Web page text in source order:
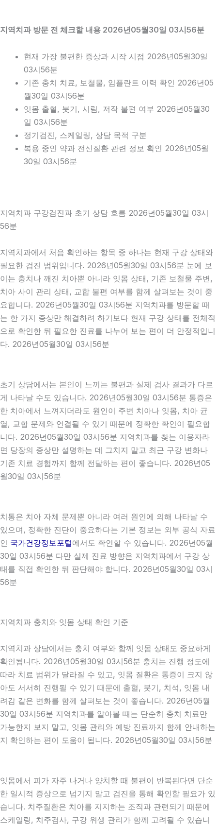
지역치과 방문 전 체크할 내용 2026년05월30일 03시56분
현재 가장 불편한 증상과 시작 시점 2026년05월30일
03시56분
기존 충치 치료, 보철물, 임플란트 이력 확인 2026년05
월30일 03시56분
잇몸 출혈, 붓기, 시림, 저작 불편 여부 2026년05월30
일 03시56분
정기검진, 스케일링, 상담 목적 구분
복용 중인 약과 전신질환 관련 정보 확인 2026년05월
30일 03시56분
지역치과 구강검진과 초기 상담 흐름 2026년05월30일 03시
56분
지역치과에서 처음 확인하는 항목 중 하나는 현재 구강 상태와
필요한 검진 범위입니다. 2026년05월30일 03시56분 눈에 보
이는 충치나 깨진 치아뿐 아니라 잇몸 상태, 기존 보철물 주변,
치아 사이 관리 상태, 교합 불편 여부를 함께 살펴보는 것이 중
요합니다. 2026년05월30일 03시56분 지역치과를 방문할 때
는 한 가지 증상만 해결하려 하기보다 현재 구강 상태를 전체적
으로 확인한 뒤 필요한 진료를 나누어 보는 편이 더 안정적입니
다. 2026년05월30일 03시56분
초기 상담에서는 본인이 느끼는 불편과 실제 검사 결과가 다르
게 나타날 수도 있습니다. 2026년05월30일 03시56분 통증은
한 치아에서 느껴지더라도 원인이 주변 치아나 잇몸, 치아 균
열, 교합 문제와 연결될 수 있기 때문에 정확한 확인이 필요합
니다. 2026년05월30일 03시56분 지역치과를 찾는 이용자라
면 당장의 증상만 설명하는 데 그치지 말고 최근 구강 변화나
기존 치료 경험까지 함께 전달하는 편이 좋습니다. 2026년05
월30일 03시56분
치통은 치아 자체 문제뿐 아니라 여러 원인에 의해 나타날 수
있으며, 정확한 진단이 중요하다는 기본 정보는 외부 공식 자료
인 국가건강정보포털에서도 확인할 수 있습니다. 2026년05월
30일 03시56분 다만 실제 진료 방향은 지역치과에서 구강 상
태를 직접 확인한 뒤 판단해야 합니다. 2026년05월30일 03시
56분
지역치과 충치와 잇몸 상태 확인 기준
지역치과 상담에서는 충치 여부와 함께 잇몸 상태도 중요하게
확인됩니다. 2026년05월30일 03시56분 충치는 진행 정도에
따라 치료 범위가 달라질 수 있고, 잇몸 질환은 통증이 크지 않
아도 서서히 진행될 수 있기 때문에 출혈, 붓기, 치석, 잇몸 내
려감 같은 변화를 함께 살펴보는 것이 좋습니다. 2026년05월
30일 03시56분 지역치과를 알아볼 때는 단순히 충치 치료만
가능한지 보지 말고, 잇몸 관리와 예방 진료까지 함께 안내하는
지 확인하는 편이 도움이 됩니다. 2026년05월30일 03시56분
잇몸에서 피가 자주 나거나 양치할 때 불편이 반복된다면 단순
한 일시적 증상으로 넘기지 말고 검진을 통해 확인할 필요가 있
습니다. 치주질환은 치아를 지지하는 조직과 관련되기 때문에
스케일링, 치주검사, 구강 위생 관리가 함께 고려될 수 있습니